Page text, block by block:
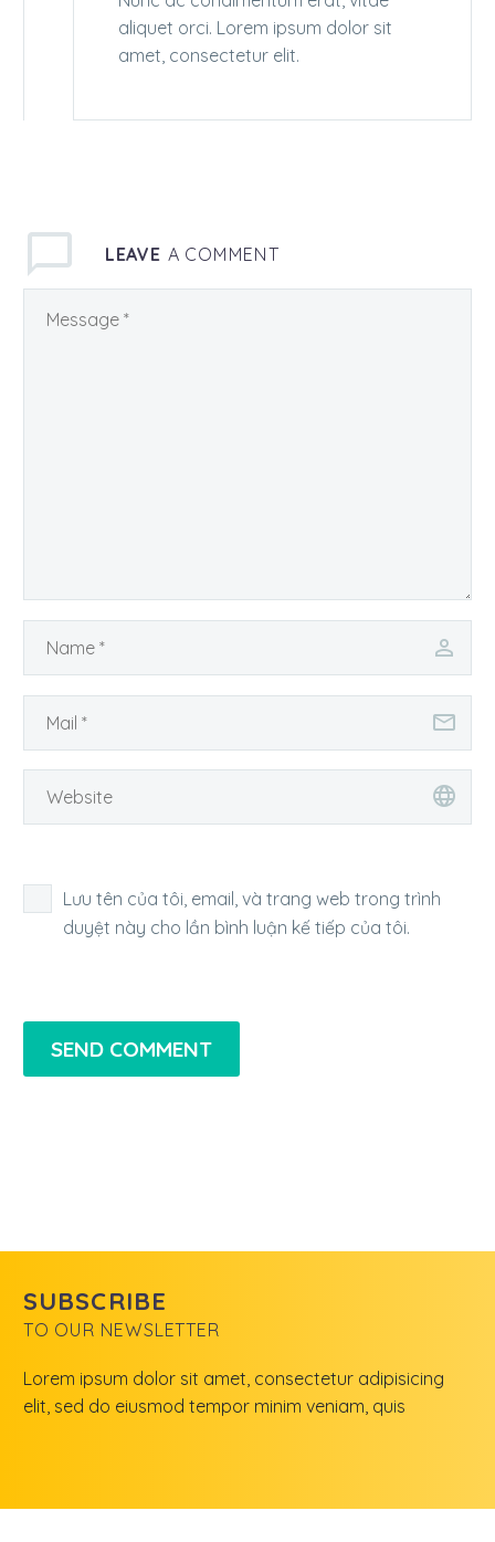
aliquet orci. Lorem ipsum dolor sit
amet, consectetur elit.
LEAVE A COMMENT
Lưu tên của tôi, email, và trang web trong trình
duyệt này cho lần bình luận kế tiếp của tôi.
SEND COMMENT
SUBSCRIBE
TO OUR NEWSLETTER
Lorem ipsum dolor sit amet, consectetur adipisicing
elit, sed do eiusmod tempor minim veniam, quis